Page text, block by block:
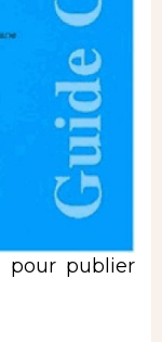
pour publier